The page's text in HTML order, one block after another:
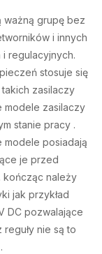
ważną grupę bez
i innych
regulacyjnych.
stosuje się
zasilaczy
modele zasilaczy
stanie pracy .
posiadają
je przed
kończąc należy
jak przykład
DC pozwalające
nie są to